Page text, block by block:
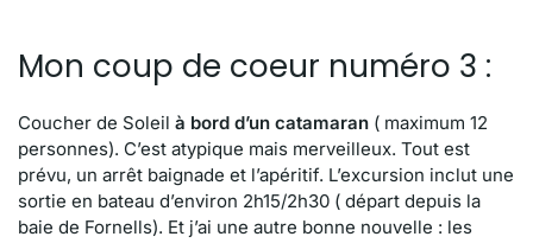
Mon coup de coeur numéro 3 :
Coucher de Soleil à bord d’un catamaran ( maximum 12
personnes). C’est atypique mais merveilleux. Tout est
prévu, un arrêt baignade et l’apéritif. L’excursion inclut une
sortie en bateau d’environ 2h15/2h30 ( départ depuis la
baie de Fornells). Et j’ai une autre bonne nouvelle : les